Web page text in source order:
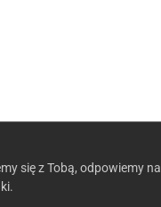
się z Tobą, odpowiemy na